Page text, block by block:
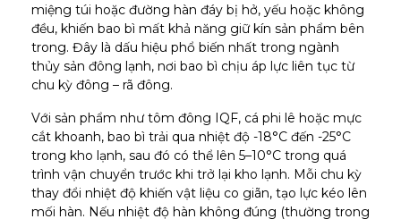
miệng túi hoặc đường hàn đáy bị hở, yếu hoặc không
đều, khiến bao bì mất khả năng giữ kín sản phẩm bên
trong. Đây là dấu hiệu phổ biến nhất trong ngành
thủy sản đông lạnh, nơi bao bì chịu áp lực liên tục từ
chu kỳ đông – rã đông.
Với sản phẩm như tôm đông IQF, cá phi lê hoặc mực
cắt khoanh, bao bì trải qua nhiệt độ -18°C đến -25°C
trong kho lạnh, sau đó có thể lên 5–10°C trong quá
trình vận chuyển trước khi trở lại kho lạnh. Mỗi chu kỳ
thay đổi nhiệt độ khiến vật liệu co giãn, tạo lực kéo lên
mối hàn. Nếu nhiệt độ hàn không đúng (thường trong